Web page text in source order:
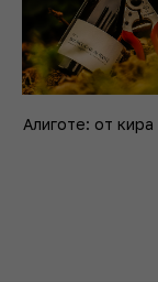
Алиготе: от кира